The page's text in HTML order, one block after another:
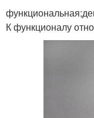
К функционалу